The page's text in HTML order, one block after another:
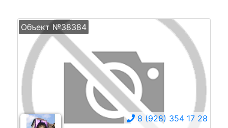
Объект №38384
8 (928) 354 17 28